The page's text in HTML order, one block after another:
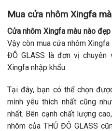
Mua cửa nhôm Xingfa
Cửa nhôm Xingfa màu nào đẹp
Vậy còn mua cửa nhôm
ĐÔ GLASS là đơn vị chuyên
Xingfa nhập khẩu.
Tại đây, bạn có thể chọn
mình yêu thích nhất cũng
nhất. Bên cạnh chất lượng
nhôm của THỦ ĐÔ GLASS